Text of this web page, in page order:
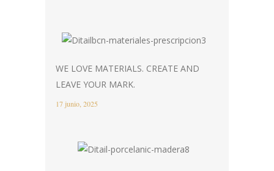
WE LOVE MATERIALS. CREATE AND
LEAVE YOUR MARK.
17 junio, 2025